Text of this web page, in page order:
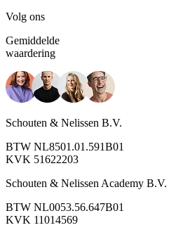
Volg ons
Gemiddelde
waardering
Schouten & Nelissen B.V.
BTW NL8501.01.591B01
KVK 51622203
Schouten & Nelissen Academy B.V.
BTW NL0053.56.647B01
KVK 11014569